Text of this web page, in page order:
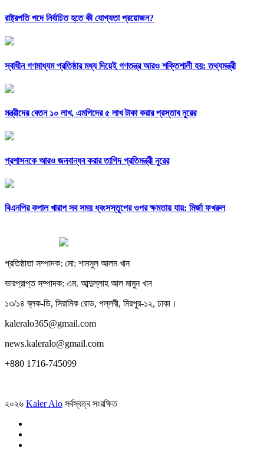
রাষ্ট্রপতি পদে নির্বাচিত হতে কী যোগ্যতা প্রয়োজন?
স্বাধীন গণমাধ্যম প্রতিষ্ঠার মধ্য দিয়েই গণতন্ত্র আরও শক্তিশালী হয়: তথ্যমন্ত্রী
মন্ত্রীদের বেতন ১০ লাখ, এমপিদের ৫ লাখ টাকা করার প্রস্তাব নুরের
প্রশাসনকে আরও জনবান্ধব করার তাগিদ প্রতিমন্ত্রী নুরের
বিএনপির কপাল খারাপ সব সময় ধ্বংসস্তূপের ওপর ক্ষমতায় যায়: মির্জা ফখরুল
প্রতিষ্ঠাতা সম্পাদক: মো: শামসুল আলম খান
ভারপ্রাপ্ত সম্পাদক: এম. আব্দুল্লাহ আল মামুন খান
১৩/১৪ ব্লক-ডি, সিরামিক রোড, পল্লবী, মিরপুর-১২, ঢাকা।
kaleralo365@gmail.com
news.kaleralo@gmail.com
+880 1716-745099
২০২৬ Kaler Alo সর্বস্বত্ব সংরক্ষিত